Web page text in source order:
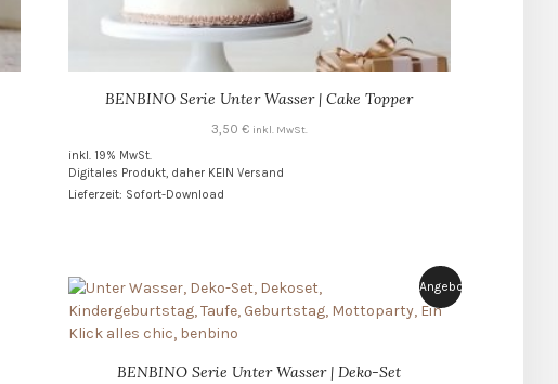
BENBINO Serie Unter Wasser | Cake Topper
3,50 € inkl. MwSt.
inkl. 19% MwSt.
Digitales Produkt, daher KEIN Versand
Lieferzeit: Sofort-Download
Angebot!
BENBINO Serie Unter Wasser | Deko-Set